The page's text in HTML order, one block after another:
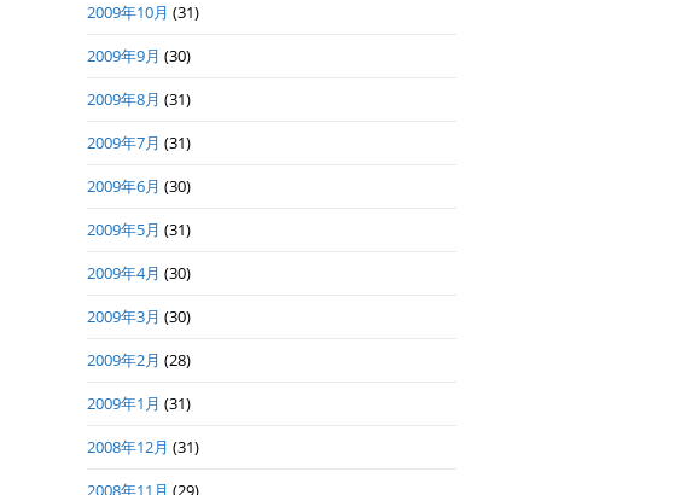
2009年10月 (31)
2009年9月 (30)
2009年8月 (31)
2009年7月 (31)
2009年6月 (30)
2009年5月 (31)
2009年4月 (30)
2009年3月 (30)
2009年2月 (28)
2009年1月 (31)
2008年12月 (31)
2008年11月 (29)